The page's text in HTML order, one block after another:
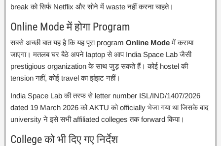
break को सिर्फ Netflix और सोने में waste नहीं करना चाहते।
Online Mode में होगा Program
सबसे अच्छी बात यह है कि यह पूरा program Online Modeमें कराया
जाएगा। मतलब घर बैठे अपने laptop से आप India Space Lab जैसी
prestigious organization के साथ जुड़ सकते हैं। कोई hostel की
tension नहीं, कोई travel का झंझट नहीं।
India Space Lab की तरफ से letter number ISL/IND/1407/2026
dated 19 March 2026 को AKTU को officially भेजा गया था जिसके बाद
university ने इसे सभी affiliated colleges तक forward किया।
College को भी दिए गए निर्देश